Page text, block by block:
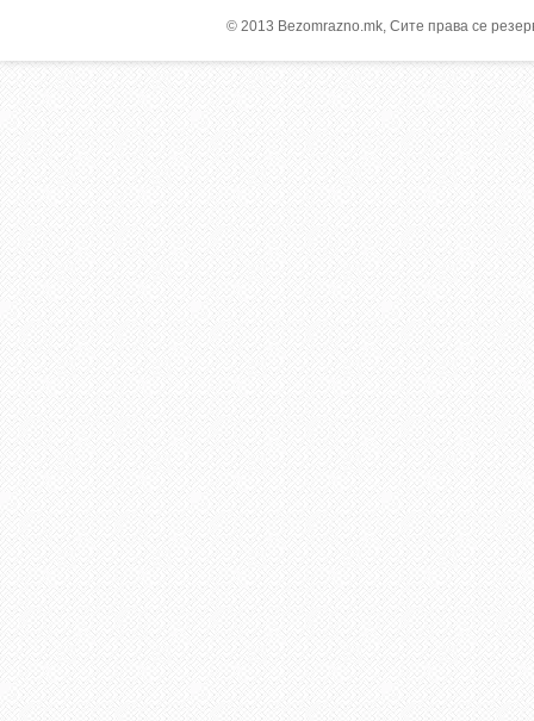
© 2013 Bezomrazno.mk, Сите права се